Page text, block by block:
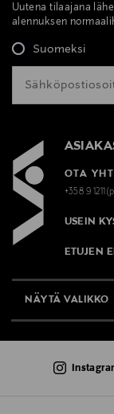
Uutena tilaajana
alennuksen
Suomeksi
OTA
+358 9
USEIN
ETUJEN
NÄYTÄ VALIKKO
AJANKOHTAISTA